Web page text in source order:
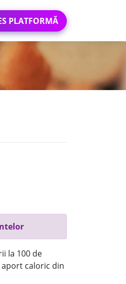
PLATFORMĂ
la 100 de
aport caloric din